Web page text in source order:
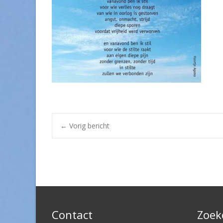
Post
← Vorig bericht
Contact